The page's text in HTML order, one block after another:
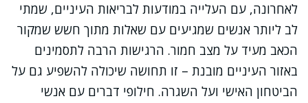
לאחרונה, עם העלייה במודעות לבריאות העיניים, שמתי
לב ליותר אנשים שמגיעים עם שאלות מתוך חשש שמקור
הכאב מעיד על מצב חמור. הרגישות הרבה לתסמינים
באזור העיניים מובנת – זו תחושה שיכולה להשפיע גם על
הביטחון האישי ועל השגרה. חילופי דברים עם אנשי